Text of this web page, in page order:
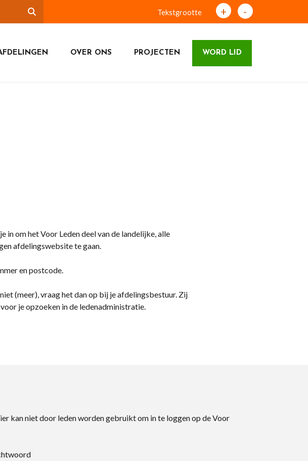
Tekstgrootte + -
OVER ONS PROJECTEN WORD LID
in om het Voor Leden deel van de landelijke, alle
afdelingswebsite te gaan.
en postcode.
(meer), vraag het dan op bij je afdelingsbestuur. Zij
je opzoeken in de ledenadministratie.
kan niet door leden worden gebruikt om in te loggen op de Voor